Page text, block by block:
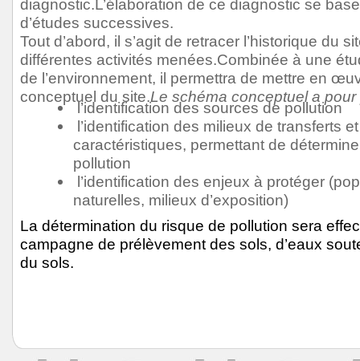
diagnostic.L’élaboration de ce diagnostic se
d’études successives.
Tout d’abord, il s’agit de retracer l’historique du
différentes activités menées.Combinée à une
de l’environnement, il permettra de mettre en
conceptuel du site.Le schéma conceptuel a
l’identification des sources de pollution
l’identification des milieux de transferts
caractéristiques, permettant de
pollution
l’identification des enjeux à protéger
naturelles, milieux d’exposition)
La détermination du risque de pollution sera
campagne de prélèvement des sols, d’eaux
du sols.